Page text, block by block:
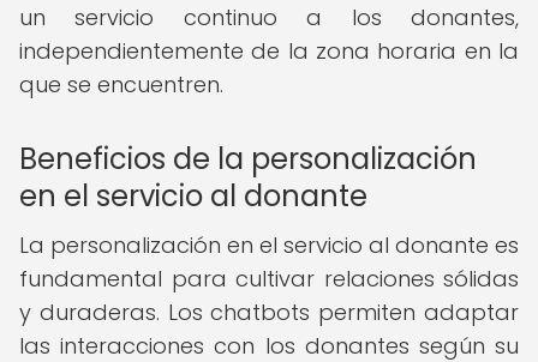
un servicio continuo a los donantes,
independientemente de la zona horaria en la
que se encuentren.
Beneficios de la personalización
en el servicio al donante
La personalización en el servicio al donante es
fundamental para cultivar relaciones sólidas
y duraderas. Los chatbots permiten adaptar
las interacciones con los donantes según su